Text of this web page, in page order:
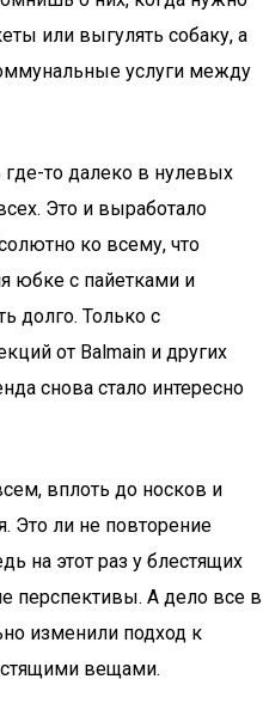
или выгулять собаку, а
услуги между
где-то далеко в нулевых
Это и выработало
ко всему, что
юбке с пайетками и
долго. Только с
от Balmain и других
снова стало интересно
вплоть до носков и
Это ли не повторение
на этот раз у блестящих
перспективы. А дело все в
изменили подход к
вещами.